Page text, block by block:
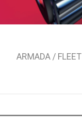
ARMADA / FLEET